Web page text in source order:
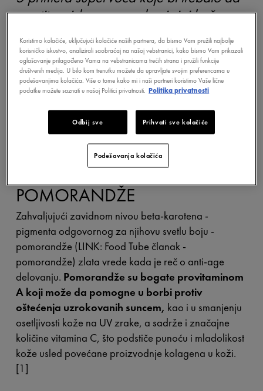
uvrstite u ishranu za zdravi sjaj kože.
POMORANDŽE
Zahvaljujući zavidnom nivou beta-karotena -
pigmenta odgovornog za njihovu svetlu boju -
pomorandže (LINK: Food Tube članak -
pomorandže) zlata vrede kada je reč o anti-age
delovanju. Pomorandže su bogate provitaminom
A koji može da pomogne u borbi protiv
oštećenja uzrokovanih suncem, kao i u smanjenju
osetljivosti kože na UV zrake, a sadrže i značajne
količine vitamina C, što podstiče punoću i mladolikost
kože usled povećane proizvodnje kolagena u koži.
[1]
Koristimo kolačiće, uključujući kolačiće naših partnera, da bismo Vam pružili najbolje
korisničko iskustvo, analizirali saobraćaj na našoj vebstranici, kako bismo Vam prikazali
oglašavanje prilagođeno Vama na vebstranicama trećih strana i pružili funkcije
društvenih medija. U bilo kom trenutku možete da upravljate svojim preferencama u
podešavanjima kolačića. Više o tome kako mi i naši partneri koristimo Vaše lične
podatke možete saznati u našoj Politici privatnosti. Politika privatnosti
Odbij sve Prihvati sve kolačiće
Podešavanja kolačića